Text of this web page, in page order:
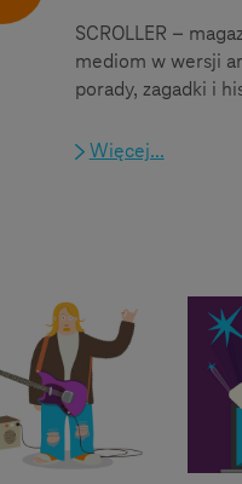
SCROLLER –
mediom w wersji
porady, zagadki i
Więcej...